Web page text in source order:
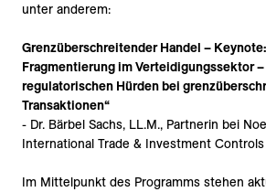
unter anderem:
Grenzüberschreitender Handel –
Fragmentierung im Verteidigungssektor
regulatorischen Hürden bei
Transaktionen“
- Dr. Bärbel Sachs, LL.M., Partnerin bei
International Trade & Investment Controls
Im Mittelpunkt des Programms stehen